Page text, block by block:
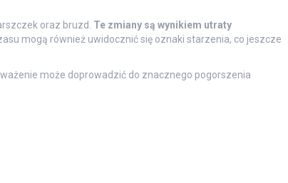
oraz bruzd. Te zmiany są wynikiem utraty
mogą również uwidocznić się oznaki starzenia, co jeszcze
może doprowadzić do znacznego pogorszenia